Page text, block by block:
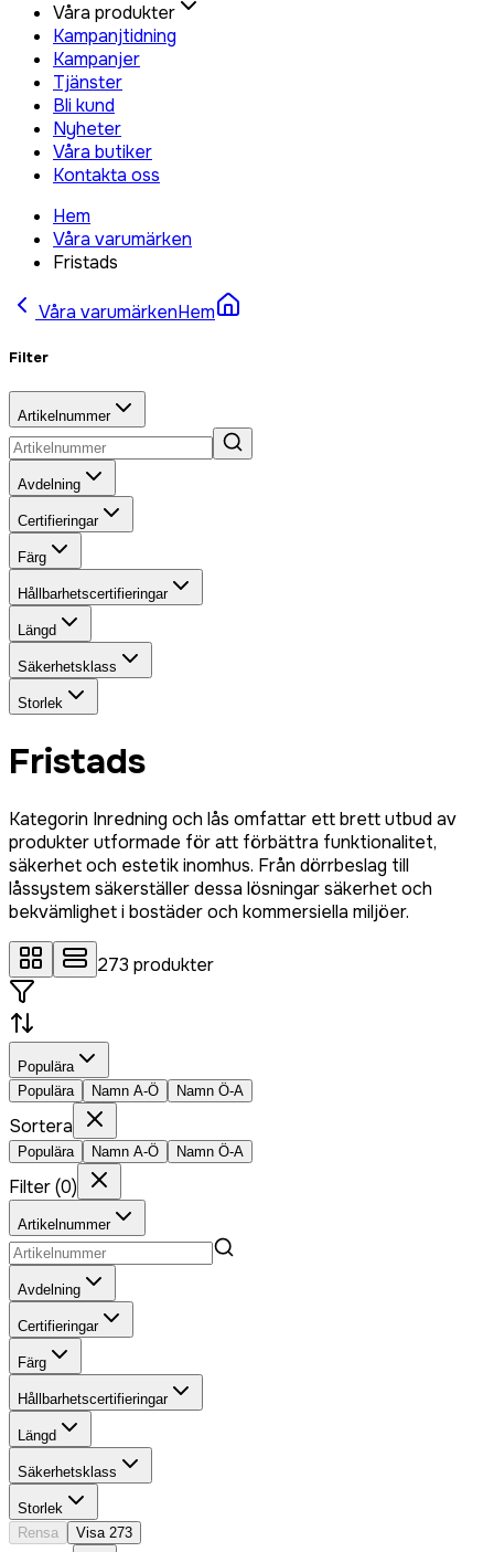
Våra produkter
Kampanjtidning
Kampanjer
Tjänster
Bli kund
Nyheter
Våra butiker
Kontakta oss
Hem
Våra varumärken
Fristads
Våra varumärkenHem
Filter
Artikelnummer
Avdelning
Certifieringar
Färg
Hållbarhetscertifieringar
Längd
Säkerhetsklass
Storlek
Fristads
Kategorin Inredning och lås omfattar ett brett utbud av
produkter utformade för att förbättra funktionalitet,
säkerhet och estetik inomhus. Från dörrbeslag till
låssystem säkerställer dessa lösningar säkerhet och
bekvämlighet i bostäder och kommersiella miljöer.
273 produkter
Populära
Populära
Namn A-Ö Namn Ö-A
Sortera
Populära Namn A-Ö Namn Ö-A
Filter(0)
Artikelnummer
Avdelning
Certifieringar
Färg
Hållbarhetscertifieringar
Längd
Säkerhetsklass
Storlek
Rensa
Visa 273